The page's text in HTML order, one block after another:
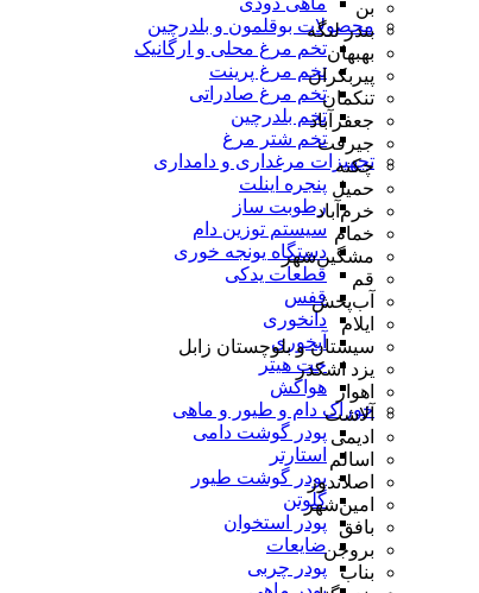
محصولات بوقلمون و بلدرچین
تخم مرغ محلی و ارگانیک
تخم مرغ پرینت
تخم مرغ صادراتی
تخم بلدرچین
تخم شتر مرغ
تجهیزات مرغداری و دامداری
پنجره اینلت
رطوبت ساز
سیستم توزین دام
دستگاه یونجه خوری
قطعات یدکی
قفس
دانخوری
آبخوری
جت هیتر
هواکش
خوراک دام و طیور و ماهی
پودر گوشت دامی
استارتر
پودر گوشت طیور
گلوتن
پودر استخوان
ضایعات
پودر چربی
بن
بندر لنگه
بهبهان
پیربکران
تنکمان
جعفرآباد
جیرفت
چکنه
حمیل
خرم‌آباد
خمام
مشگین‌شهر
قم
آب‌پخش
ایلام
سیستان و بلوچستان زابل
یزد اشکذر
اهواز
آلاشت
ادیمی
اسالم
اصلاندوز
امین‌شهر
بافق
بروجن
بناب